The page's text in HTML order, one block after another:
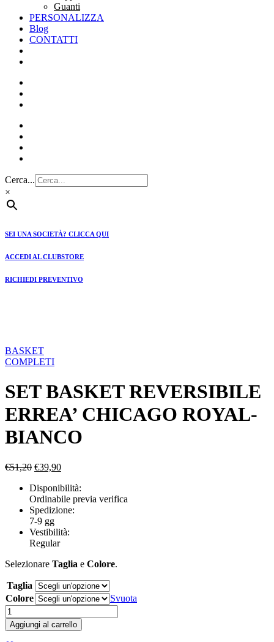
Guanti
PERSONALIZZA
Blog
CONTATTI
Cerca...
×
SEI UNA SOCIETÀ? CLICCA QUI
ACCEDI AL CLUBSTORE
RICHIEDI PREVENTIVO
BASKET
COMPLETI
SET BASKET REVERSIBILE
ERREA’ CHICAGO ROYAL-
BIANCO
€51,20 Il
originale
era:
€51,20.
€39,90Il
attuale
è:
€39,90.
Disponibilità:
Ordinabile previa verifica
Spedizione:
7-9 gg
Vestibilità:
Regular
Selezionare Taglia e Colore.
Taglia
Colore
Svuota
SET
BASKET
REVERSIBILE
Aggiungi al carrello